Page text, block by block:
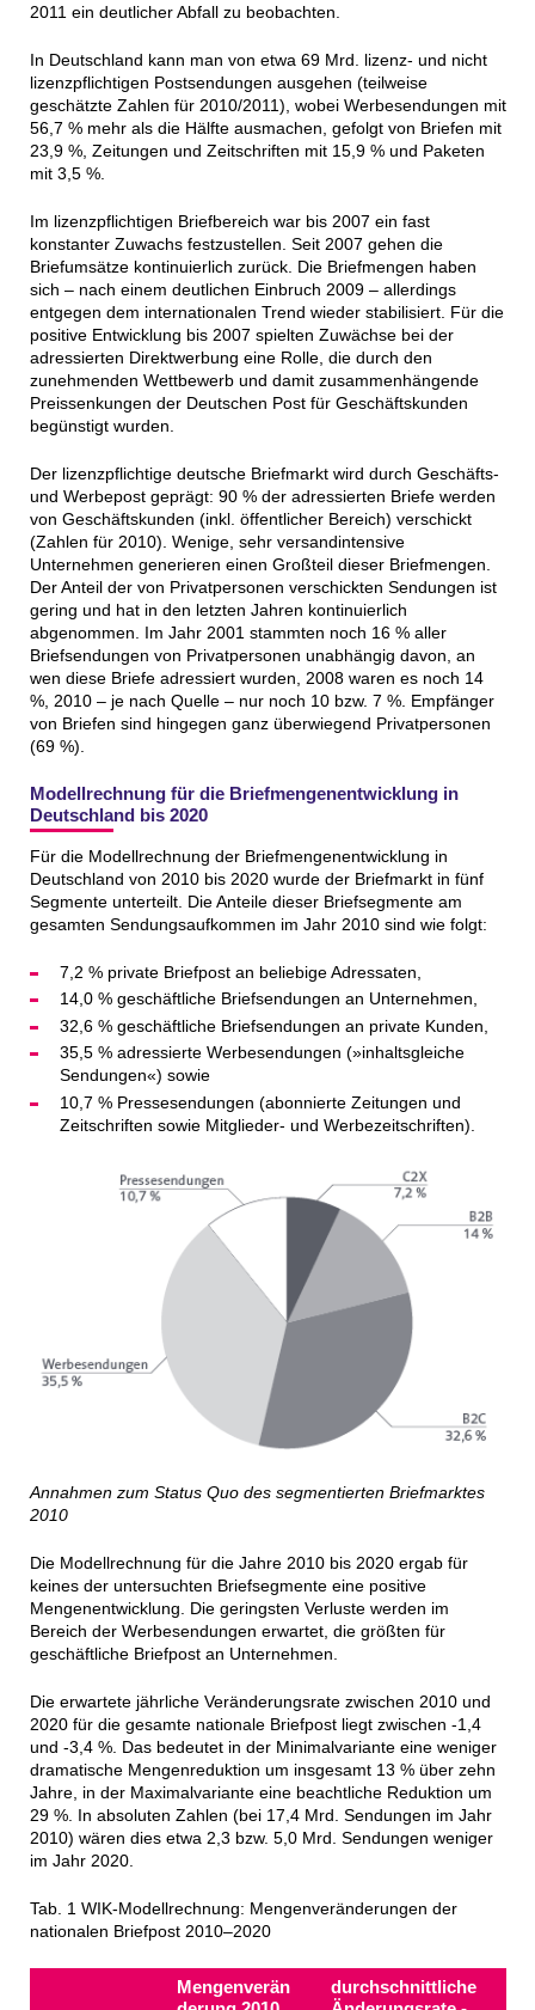
2011 ein deutlicher Abfall zu beobachten.
In Deutschland kann man von etwa 69 Mrd. lizenz- und nicht
lizenzpflichtigen Postsendungen ausgehen (teilweise
geschätzte Zahlen für 2010/2011), wobei Werbesendungen mit
56,7 % mehr als die Hälfte ausmachen, gefolgt von Briefen mit
23,9 %, Zeitungen und Zeitschriften mit 15,9 % und Paketen
mit 3,5 %.
Im lizenzpflichtigen Briefbereich war bis 2007 ein fast
konstanter Zuwachs festzustellen. Seit 2007 gehen die
Briefumsätze kontinuierlich zurück. Die Briefmengen haben
sich – nach einem deutlichen Einbruch 2009 – allerdings
entgegen dem internationalen Trend wieder stabilisiert. Für die
positive Entwicklung bis 2007 spielten Zuwächse bei der
adressierten Direktwerbung eine Rolle, die durch den
zunehmenden Wettbewerb und damit zusammenhängende
Preissenkungen der Deutschen Post für Geschäftskunden
begünstigt wurden.
Der lizenzpflichtige deutsche Briefmarkt wird durch Geschäfts-
und Werbepost geprägt: 90 % der adressierten Briefe werden
von Geschäftskunden (inkl. öffentlicher Bereich) verschickt
(Zahlen für 2010). Wenige, sehr versandintensive
Unternehmen generieren einen Großteil dieser Briefmengen.
Der Anteil der von Privatpersonen verschickten Sendungen ist
gering und hat in den letzten Jahren kontinuierlich
abgenommen. Im Jahr 2001 stammten noch 16 % aller
Briefsendungen von Privatpersonen unabhängig davon, an
wen diese Briefe adressiert wurden, 2008 waren es noch 14
%, 2010 – je nach Quelle – nur noch 10 bzw. 7 %. Empfänger
von Briefen sind hingegen ganz überwiegend Privatpersonen
(69 %).
Modellrechnung für die Briefmengenentwicklung in
Deutschland bis 2020
Für die Modellrechnung der Briefmengenentwicklung in
Deutschland von 2010 bis 2020 wurde der Briefmarkt in fünf
Segmente unterteilt. Die Anteile dieser Briefsegmente am
gesamten Sendungsaufkommen im Jahr 2010 sind wie folgt:
7,2 % private Briefpost an beliebige Adressaten,
14,0 % geschäftliche Briefsendungen an Unternehmen,
32,6 % geschäftliche Briefsendungen an private Kunden,
35,5 % adressierte Werbesendungen (»inhaltsgleiche
Sendungen«) sowie
10,7 % Pressesendungen (abonnierte Zeitungen und
Zeitschriften sowie Mitglieder- und Werbezeitschriften).
Annahmen zum Status Quo des segmentierten Briefmarktes
2010
Die Modellrechnung für die Jahre 2010 bis 2020 ergab für
keines der untersuchten Briefsegmente eine positive
Mengenentwicklung. Die geringsten Verluste werden im
Bereich der Werbesendungen erwartet, die größten für
geschäftliche Briefpost an Unternehmen.
Die erwartete jährliche Veränderungsrate zwischen 2010 und
2020 für die gesamte nationale Briefpost liegt zwischen -1,4
und -3,4 %. Das bedeutet in der Minimalvariante eine weniger
dramatische Mengenreduktion um insgesamt 13 % über zehn
Jahre, in der Maximalvariante eine beachtliche Reduktion um
29 %. In absoluten Zahlen (bei 17,4 Mrd. Sendungen im Jahr
2010) wären dies etwa 2,3 bzw. 5,0 Mrd. Sendungen weniger
im Jahr 2020.
Tab. 1 WIK-Modellrechnung: Mengenveränderungen der
nationalen Briefpost 2010–2020
Mengenverän
durchschnittliche